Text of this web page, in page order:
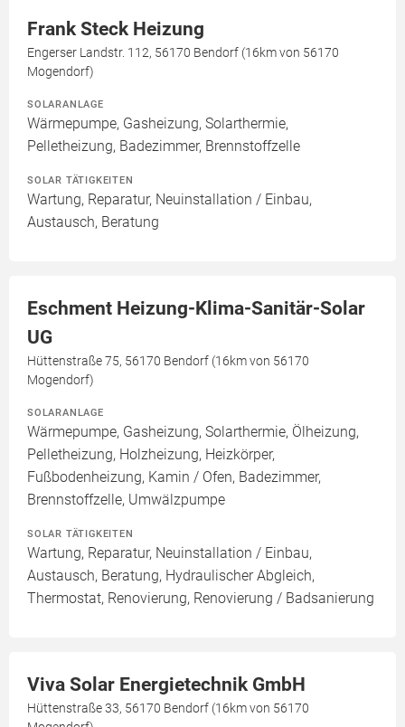
Frank Steck Heizung
Engerser Landstr. 112, 56170 Bendorf (16km von 56170
Mogendorf)
SOLARANLAGE
Wärmepumpe, Gasheizung, Solarthermie,
Pelletheizung, Badezimmer, Brennstoffzelle
SOLAR TÄTIGKEITEN
Wartung, Reparatur, Neuinstallation / Einbau,
Austausch, Beratung
Eschment Heizung-Klima-Sanitär-Solar
UG
Hüttenstraße 75, 56170 Bendorf (16km von 56170
Mogendorf)
SOLARANLAGE
Wärmepumpe, Gasheizung, Solarthermie, Ölheizung,
Pelletheizung, Holzheizung, Heizkörper,
Fußbodenheizung, Kamin / Ofen, Badezimmer,
Brennstoffzelle, Umwälzpumpe
SOLAR TÄTIGKEITEN
Wartung, Reparatur, Neuinstallation / Einbau,
Austausch, Beratung, Hydraulischer Abgleich,
Thermostat, Renovierung, Renovierung / Badsanierung
Viva Solar Energietechnik GmbH
Hüttenstraße 33, 56170 Bendorf (16km von 56170